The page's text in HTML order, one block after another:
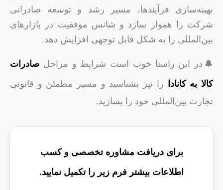
بهینه‌سازی فرآیندها، مسیر رشد و توسعه صادراتی
شرکت را هموار سازد و شانس موفقیت در بازارهای
بین‌المللی را به شکل قابل توجهی افزایش دهد.
🔔در این راستا خوب است شرایط و مراحل صادرات
کالا به کانادا
را نیز بشناسید و مسیر مطمئن و قانونی
تجارت بین‌المللی خود را بسازید.
برای دریافت مشاوره تخصصی و کسب
اطلاعات بیشتر فرم زیر را تکمیل نمایید.